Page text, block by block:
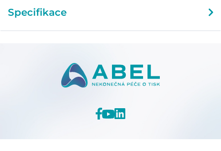
Specifikace